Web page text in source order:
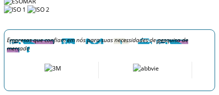
Empresas que confiam em nós para suas necessidades de pesquisa de
mercado